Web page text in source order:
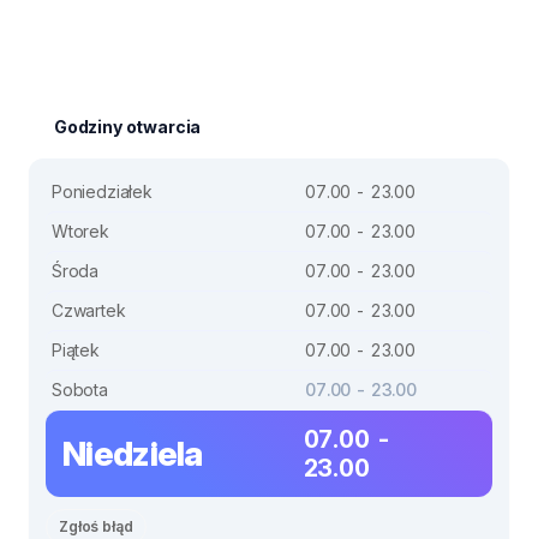
Godziny otwarcia
Poniedziałek
07.00 - 23.00
Wtorek
07.00 - 23.00
Środa
07.00 - 23.00
Czwartek
07.00 - 23.00
Piątek
07.00 - 23.00
Sobota
07.00 - 23.00
Niedziela
07.00 -
23.00
Zgłoś błąd